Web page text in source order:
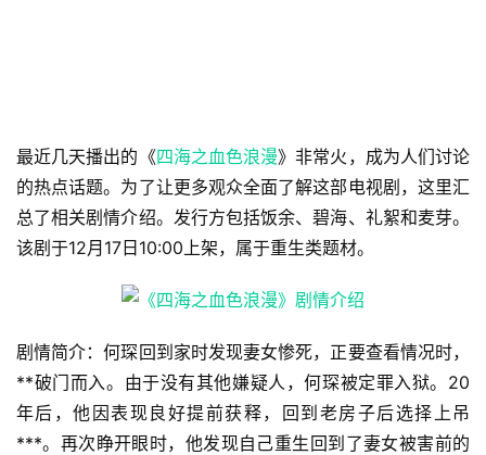
最近几天播出的《四海之血色浪漫》非常火，成为人们讨论
的热点话题。为了让更多观众全面了解这部电视剧，这里汇
总了相关剧情介绍。发行方包括饭余、碧海、礼絮和麦芽。
该剧于12月17日10:00上架，属于重生类题材。
剧情简介：何琛回到家时发现妻女惨死，正要查看情况时，
**破门而入。由于没有其他嫌疑人，何琛被定罪入狱。20
年后，他因表现良好提前获释，回到老房子后选择上吊
***。再次睁开眼时，他发现自己重生回到了妻女被害前的